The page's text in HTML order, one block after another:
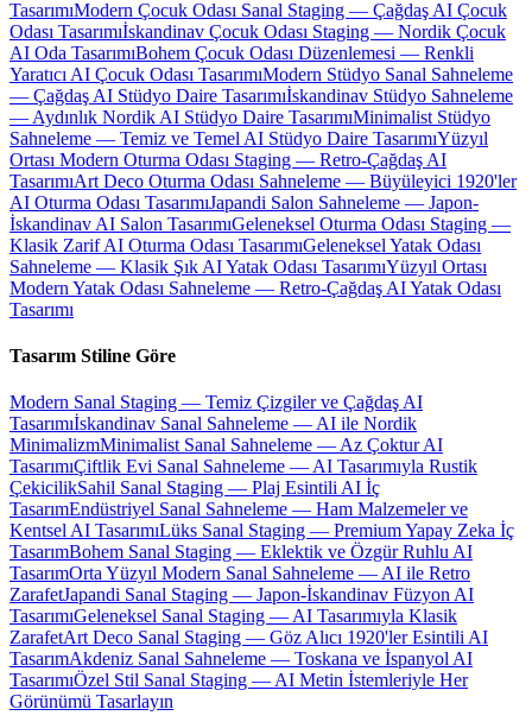
TasarımıModern Çocuk Odası Sanal Staging — Çağdaş AI Çocuk
Odası Tasarımıİskandinav Çocuk Odası Staging — Nordik Çocuk
AI Oda TasarımıBohem Çocuk Odası Düzenlemesi — Renkli
Yaratıcı AI Çocuk Odası TasarımıModern Stüdyo Sanal Sahneleme
— Çağdaş AI Stüdyo Daire Tasarımıİskandinav Stüdyo Sahneleme
— Aydınlık Nordik AI Stüdyo Daire TasarımıMinimalist Stüdyo
Sahneleme — Temiz ve Temel AI Stüdyo Daire TasarımıYüzyıl
Ortası Modern Oturma Odası Staging — Retro-Çağdaş AI
TasarımıArt Deco Oturma Odası Sahneleme — Büyüleyici 1920'ler
AI Oturma Odası TasarımıJapandi Salon Sahneleme — Japon-
İskandinav AI Salon TasarımıGeleneksel Oturma Odası Staging —
Klasik Zarif AI Oturma Odası TasarımıGeleneksel Yatak Odası
Sahneleme — Klasik Şık AI Yatak Odası TasarımıYüzyıl Ortası
Modern Yatak Odası Sahneleme — Retro-Çağdaş AI Yatak Odası
Tasarımı
Tasarım Stiline Göre
Modern Sanal Staging — Temiz Çizgiler ve Çağdaş AI
Tasarımıİskandinav Sanal Sahneleme — AI ile Nordik
MinimalizmMinimalist Sanal Sahneleme — Az Çoktur AI
TasarımıÇiftlik Evi Sanal Sahneleme — AI Tasarımıyla Rustik
ÇekicilikSahil Sanal Staging — Plaj Esintili AI İç
TasarımEndüstriyel Sanal Sahneleme — Ham Malzemeler ve
Kentsel AI TasarımıLüks Sanal Staging — Premium Yapay Zeka İç
TasarımBohem Sanal Staging — Eklektik ve Özgür Ruhlu AI
TasarımOrta Yüzyıl Modern Sanal Sahneleme — AI ile Retro
ZarafetJapandi Sanal Staging — Japon-İskandinav Füzyon AI
TasarımıGeleneksel Sanal Staging — AI Tasarımıyla Klasik
ZarafetArt Deco Sanal Staging — Göz Alıcı 1920'ler Esintili AI
TasarımAkdeniz Sanal Sahneleme — Toskana ve İspanyol AI
TasarımıÖzel Stil Sanal Staging — AI Metin İstemleriyle Her
Görünümü Tasarlayın